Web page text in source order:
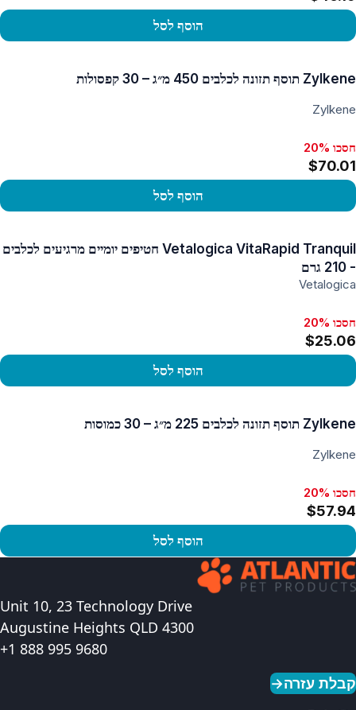
הוסף לסל
Zylkene תוסף תזונה לכלבים 450 מ״ג – 30 קפסולות
Zylkene
חסכו 20%
$70.01
הוסף לסל
Vetalogica VitaRapid Tranquil חטיפים יומיים מרגיעים לכלבים
- 210 גרם
Vetalogica
חסכו 20%
$25.06
הוסף לסל
Zylkene תוסף תזונה לכלבים 225 מ״ג – 30 כמוסות
Zylkene
חסכו 20%
$57.94
הוסף לסל
צפו במוצר
Unit 10, 23 Technology Drive
Augustine Heights QLD 4300
+1 888 995 9680
קבלת עזרה→